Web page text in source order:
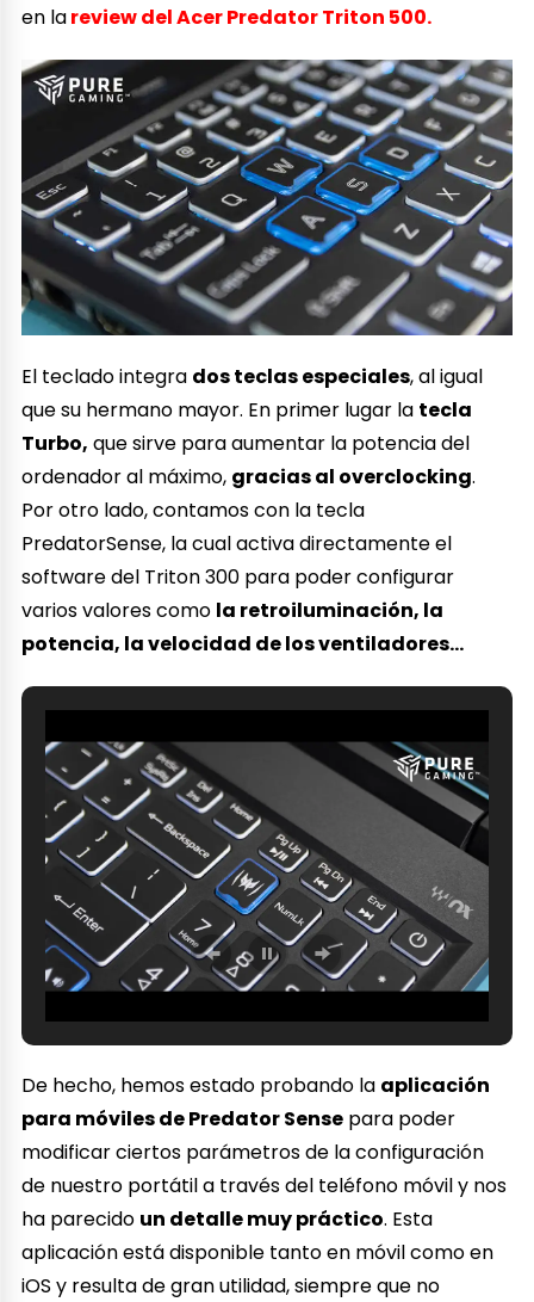
en lareview del Acer Predator Triton 500.
El teclado integra dos teclas especiales, al igual
que su hermano mayor. En primer lugar la tecla
Turbo, que sirve para aumentar la potencia del
ordenador al máximo, gracias al overclocking.
Por otro lado, contamos con la tecla
PredatorSense, la cual activa directamente el
software del Triton 300 para poder configurar
varios valores como la retroiluminación, la
potencia, la velocidad de los ventiladores…
De hecho, hemos estado probando la aplicación
para móviles de Predator Sense para poder
modificar ciertos parámetros de la configuración
de nuestro portátil a través del teléfono móvil y nos
ha parecido un detalle muy práctico. Esta
aplicación está disponible tanto en móvil como en
iOS y resulta de gran utilidad, siempre que no